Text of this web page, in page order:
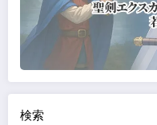
検索